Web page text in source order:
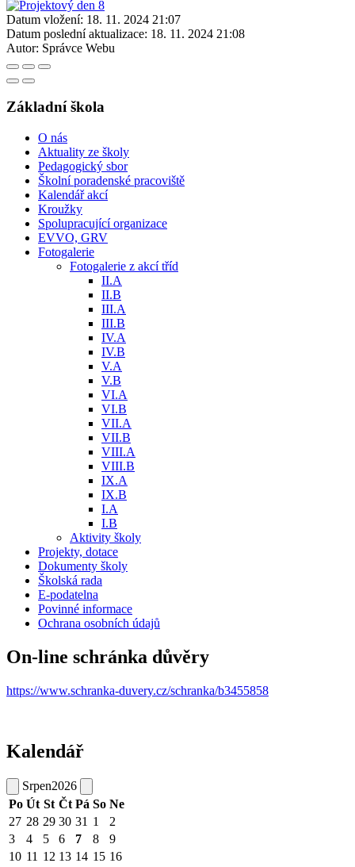
Datum vložení: 18. 11. 2024 21:07
Datum poslední aktualizace: 18. 11. 2024 21:08
Autor: Správce Webu
Základní škola
O nás
Aktuality ze školy
Pedagogický sbor
Školní poradenské pracoviště
Kalendář akcí
Kroužky
Spolupracující organizace
EVVO, GRV
Fotogalerie
Fotogalerie z akcí tříd
II.A
II.B
III.A
III.B
IV.A
IV.B
V.A
V.B
VI.A
VI.B
VII.A
VII.B
VIII.A
VIII.B
IX.A
IX.B
I.A
I.B
Aktivity školy
Projekty, dotace
Dokumenty školy
Školská rada
E-podatelna
Povinné informace
Ochrana osobních údajů
On-line schránka důvěry
https://www.schranka-duvery.cz/schranka/b3455858
Kalendář
Srpen2026
Po Út St Čt Pá So Ne
27 28 29 30 31 1
2
3
4 5 6 7 8
9
10 11 12 13 14 15 16